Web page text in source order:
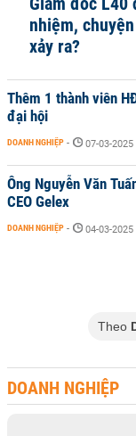
nhiệm,
xảy ra?
Thêm 1 thành viên
đại hội
DOANH NGHIỆP - 07-03-2025
Ông Nguyễn Văn
CEO Gelex
DOANH NGHIỆP - 04-03-2025
Theo
DOANH NGHIỆP